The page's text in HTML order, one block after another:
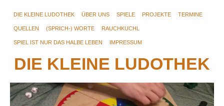
DIE KLEINE LUDOTHEK ÜBER UNS SPIELE PROJEKTE TERMINE
QUELLEN (SPRICH-) WORTE RAUCHKUCHL
SPIEL IST NUR DAS HALBE LEBEN IMPRESSUM
DIE KLEINE LUDOTHEK